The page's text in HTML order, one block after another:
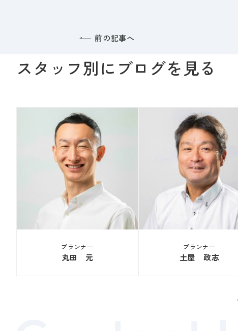
前の記事へ
スタッフ別にブログを見る
プランナー
丸田 元
プランナー
土屋 政志